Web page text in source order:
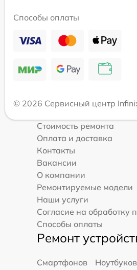
Способы оплаты
© 2026 Сервисный центр
Стоимость ремонта
Оплата и доставка
Контакты
Вакансии
О компании
Ремонтируемые модели
Наши услуги
Согласие на обработку
Способы оплаты
Ремонт
Смартфонов
Ноутбуков